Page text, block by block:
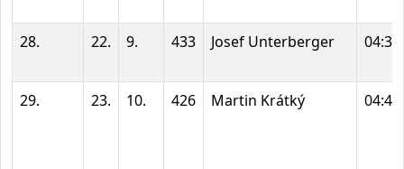
28. 22. 9. 433 Josef Unterberger
29. 23. 10. 426 Martin Krátký